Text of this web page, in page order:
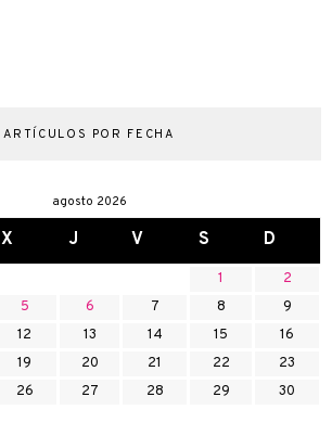
ARTÍCULOS POR FECHA
agosto 2026
X J V S D
1
2
5 6 7 8
9
12 13 14 15
16
19 20 21 22
23
26 27 28 29
30